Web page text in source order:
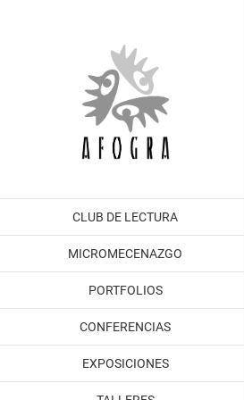
CLUB DE LECTURA
MICROMECENAZGO
PORTFOLIOS
CONFERENCIAS
EXPOSICIONES